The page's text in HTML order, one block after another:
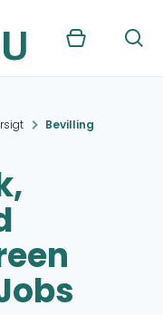
Kurv Søg
Bevilling